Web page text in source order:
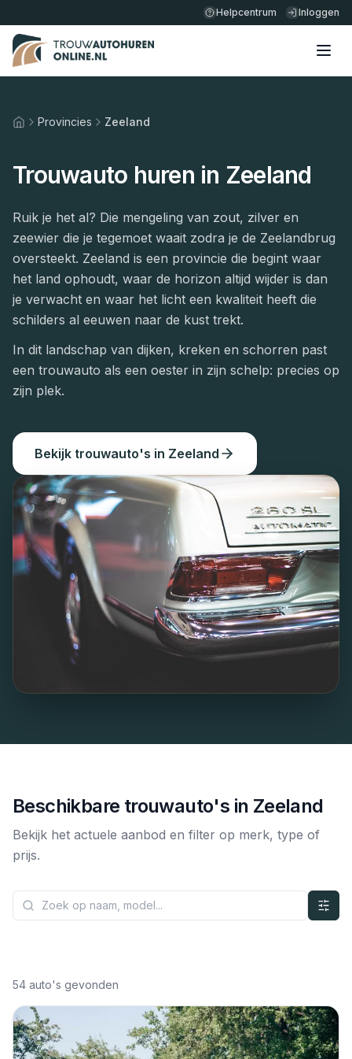
Helpcentrum Inloggen
HomeProvincies Zeeland
Trouwauto huren in Zeeland
Ruik je het al? Die mengeling van zout, zilver en
zeewier die je tegemoet waait zodra je de Zeelandbrug
oversteekt. Zeeland is een provincie die begint waar
het land ophoudt, waar de horizon altijd wijder is dan
je verwacht en waar het licht een kwaliteit heeft die
schilders al eeuwen naar de kust trekt.
In dit landschap van dijken, kreken en schorren past
een trouwauto als een oester in zijn schelp: precies op
zijn plek.
Bekijk trouwauto's in Zeeland
Beschikbare trouwauto's in Zeeland
Bekijk het actuele aanbod en filter op merk, type of
prijs.
54 auto's gevonden